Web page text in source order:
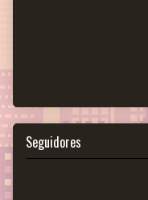
Seguidores